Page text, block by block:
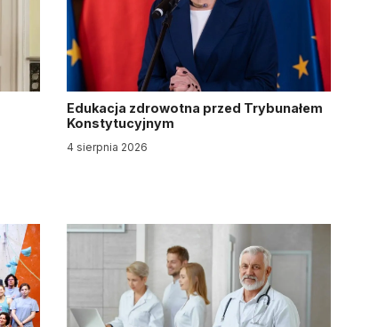
Edukacja zdrowotna przed Trybunałem
Konstytucyjnym
4 sierpnia 2026